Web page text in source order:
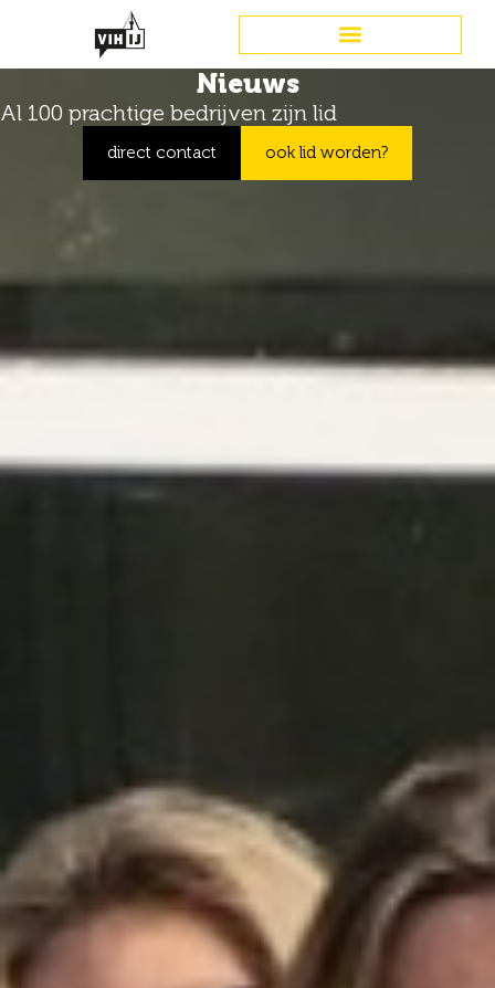
Nieuws
Al 100 prachtige bedrijven zijn lid
direct contact ook lid worden?